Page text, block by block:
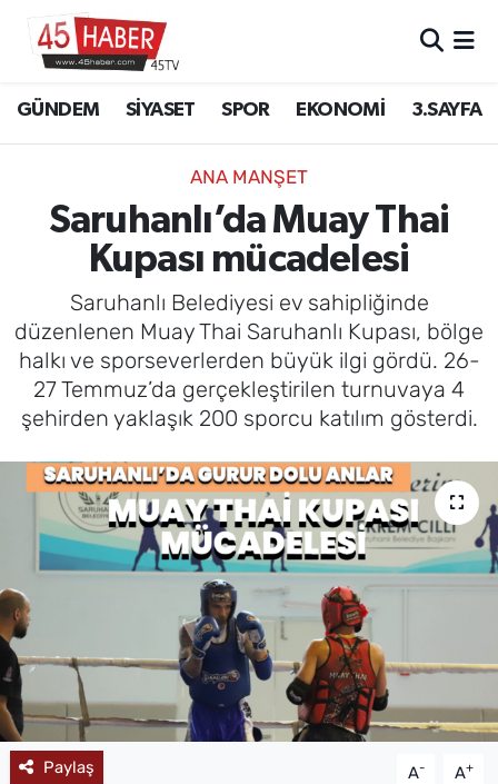
GÜNDEM SİYASET SPOR EKONOMİ 3.SAYFA
ANA MANŞET
Saruhanlı’da Muay Thai
Kupası mücadelesi
Saruhanlı Belediyesi ev sahipliğinde
düzenlenen Muay Thai Saruhanlı Kupası, bölge
halkı ve sporseverlerden büyük ilgi gördü. 26-
27 Temmuz’da gerçekleştirilen turnuvaya 4
şehirden yaklaşık 200 sporcu katılım gösterdi.
Paylaş A- A+
SİYASET
EKONOMİ
3.SAYFA
EĞİTİM
SAĞLIK
YAŞAM
MAGAZİN
Manisa Hava Durumu
Manisa Trafik Yoğunluk Haritası
Süper Lig Puan Durumu ve Fikstür
Tüm Manşetler
Son Dakika Haberleri
Haber Arşivi